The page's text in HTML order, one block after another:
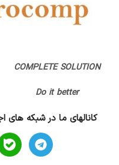
COMPLETE SOLUTION
Do it better
کانالهای ما در شبکه های